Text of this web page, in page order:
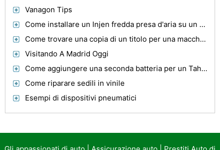
Vanagon Tips
Come installare un Injen fredda presa d'aria su un RSX
Come trovare una copia di un titolo per una macchina da Maine
Visitando A Madrid Oggi
Come aggiungere una seconda batteria per un Tahoe
Come riparare sedili in vinile
Esempi di dispositivi pneumatici